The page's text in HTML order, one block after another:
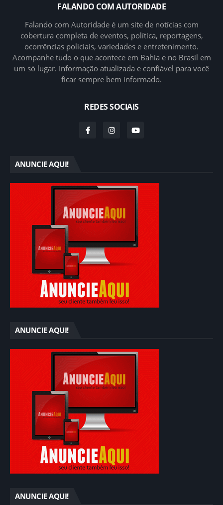
FALANDO COM AUTORIDADE
Falando com Autoridade é um site de notícias com
cobertura completa de eventos, política, reportagens,
ocorrências policiais, variedades e entretenimento.
Acompanhe tudo o que acontece em Bahia e no Brasil em
um só lugar. Informação atualizada e confiável para você
ficar sempre bem informado.
REDES SOCIAIS
ANUNCIE AQUI!
ANUNCIE AQUI!
ANUNCIE AQUI!